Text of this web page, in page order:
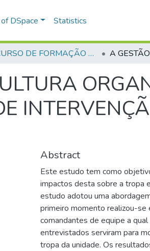
DSpace Statistics
CURSO DE FORMAÇÃO DE OFICIAIS - 45ª TURMA CFO – ASPIRANTES - 2019
Abstract
Este estudo tem como
impactos desta sobre a tropa
estudo adotou uma
primeiro momento realizou-se
comandantes de equipe a
entrevistados serviram para
tropa da unidade. Os